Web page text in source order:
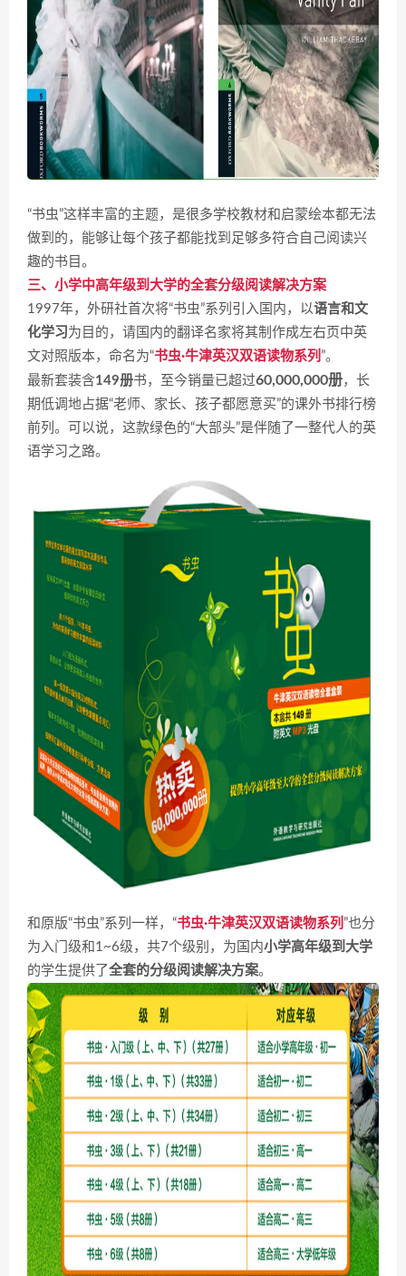
“书虫”这样丰富的主题，是很多学校教材和启蒙绘本都无法
做到的，能够让每个孩子都能找到足够多符合自己阅读兴
趣的书目。
三、小学中高年级到大学的全套分级阅读解决方案
1997年，外研社首次将“书虫”系列引入国内，以语言和文
化学习为目的，请国内的翻译名家将其制作成左右页中英
文对照版本，命名为“书虫·牛津英汉双语读物系列 ”。
最新套装含149册书，至今销量已超过60,000,000册，长
期低调地占据“老师、家长、孩子都愿意买”的课外书排行榜
前列。可以说，这款绿色的“大部头”是伴随了一整代人的英
语学习之路。
和原版“书虫”系列一样，“书虫·牛津英汉双语读物系列 ”也分
为入门级和1~6级，共7个级别，为国内小学高年级到大学
的学生提供了 全套的分级阅读解决方案。